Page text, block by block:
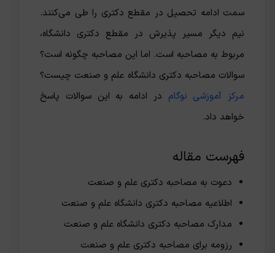
سمت ادامه تحصیل در مقطع دکتری را طی می‌کنند.
نیم دیگر مسیر پذیرش در مقطع دکتری دانشگاه،
مربوط به مصاحبه است. اما این مصاحبه چگونه است؟
سوالات مصاحبه دکتری دانشگاه علم و صنعت چیست؟
مرکز آموزشی نوگام در ادامه به این سوالات پاسخ
خواهد داد.
فهرست مقاله
دعوت به مصاحبه دکتری علم و صنعت
اطلاعیه مصاحبه دکتری دانشگاه علم و صنعت
مدارک مصاحبه دکتری دانشگاه علم و صنعت
رزومه برای مصاحبه دکتری علم و صنعت